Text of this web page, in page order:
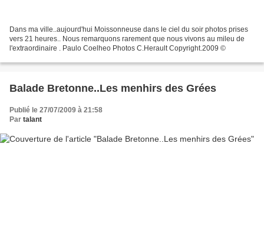
Dans ma ville..aujourd'hui Moissonneuse dans le ciel du soir photos prises
vers 21 heures.. Nous remarquons rarement que nous vivons au mileu de
l'extraordinaire . Paulo Coelheo Photos C.Herault Copyright.2009 ©
Balade Bretonne..Les menhirs des Grées
Publié le 27/07/2009 à 21:58
Par talant